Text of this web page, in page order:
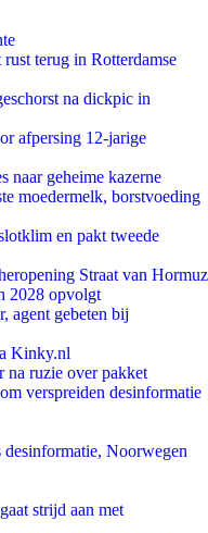
terug in Rotterdamse
na dickpic in
afpersing 12-jarige
naar geheime kazerne
moedermelk, borstvoeding
en pakt tweede
Straat van Hormuz
2028 opvolgt
agent gebeten bij
Kinky.nl
na ruzie over pakket
verspreiden desinformatie
Noorwegen
strijd aan met